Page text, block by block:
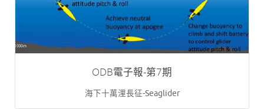
ODB電子報-第7期
海下十萬浬長征-Seaglider